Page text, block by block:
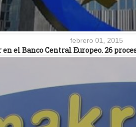
febrero 01, 2015
en el Banco Central Europeo. 26